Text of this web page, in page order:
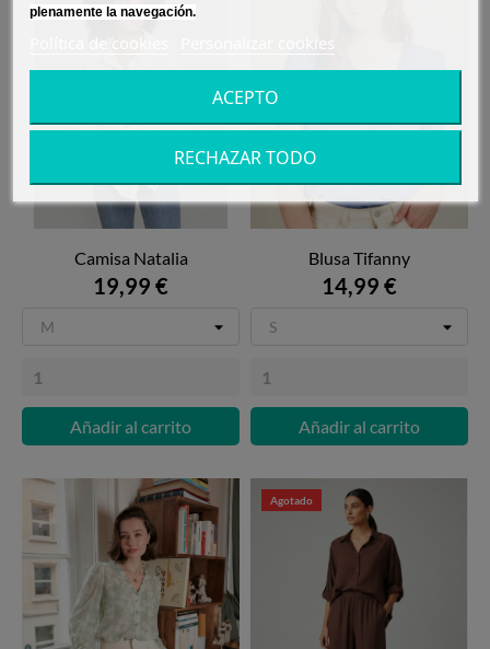
Camisa Natalia
19,99 €
Añadir al carrito
Blusa Tifanny
14,99 €
Añadir al carrito
Agotado
plenamente la navegación.
Política de cookies Personalizar cookies
RECHAZAR TODO
ACEPTO